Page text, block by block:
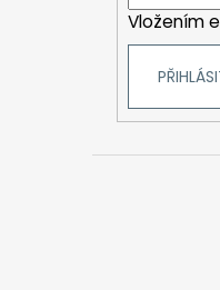
Vložením